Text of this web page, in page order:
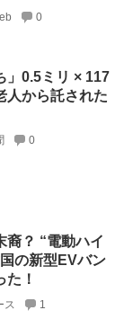
0
」0.5ミリ × 117
から託された
0
裔？ “電動ハイ
の新型EVバン
！
ス 1